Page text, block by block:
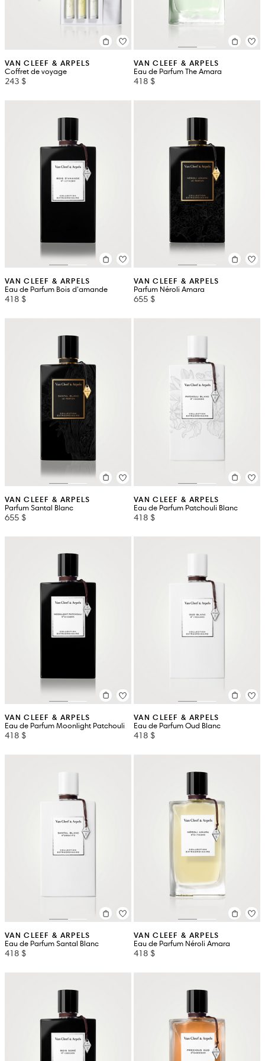
VAN CLEEF & ARPELS
Coffret de voyage
243 $
VAN CLEEF & ARPELS
Eau de Parfum The Amara
418 $
VAN CLEEF & ARPELS
Eau de Parfum Bois d’amande
418 $
VAN CLEEF & ARPELS
Parfum Néroli Amara
655 $
VAN CLEEF & ARPELS
Parfum Santal Blanc
655 $
VAN CLEEF & ARPELS
Eau de Parfum Patchouli Blanc
418 $
VAN CLEEF & ARPELS
Eau de Parfum Moonlight Patchouli
418 $
VAN CLEEF & ARPELS
Eau de Parfum Oud Blanc
418 $
VAN CLEEF & ARPELS
Eau de Parfum Santal Blanc
418 $
VAN CLEEF & ARPELS
Eau de Parfum Néroli Amara
418 $